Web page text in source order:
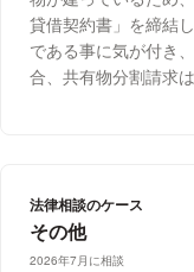
貸借契約書」を締結
である事に気が付き
合、共有物分割請求
法律相談のケース
その他
2026年7月に相談